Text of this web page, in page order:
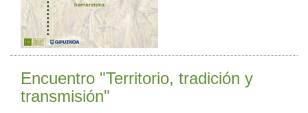
Encuentro "Territorio, tradición y
transmisión"